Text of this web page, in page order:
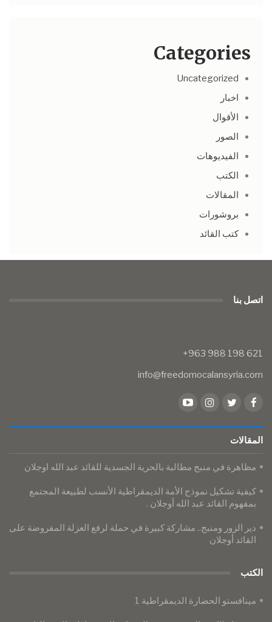
Categories
Uncategorized
اخبار
الأقوال
الصور
الفيديوهات
الكتب
المقالات
بروشورات
كتب القائد
اتصل بنا
info@freedomocalansyria.com
المقالات
​​​​​​​مظاهرة في منبج مطالبة بالحرية الجسدية للقائد عبد الله اوجلان
كيفية تشكيل نموذج الأمة الديمقراطية الأنسب لطبيعة المجتمع
بمفهوم القائد عبد الله أوجلان .
دير الزور ومنبج.. مشاركة كبيرة في حملة لرفع العزلة المفروضة على
القائد أوجلان
الكتب
مينافستو الحضارة الديمقراطية 1